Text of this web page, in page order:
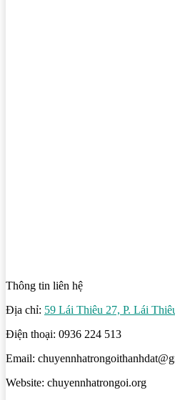
Thông tin liên hệ
Địa chỉ: 59 Lái Thiêu 27, P. Lái
Điện thoại: 0936 224 513
Email:
Website: chuyennhatrongoi.org